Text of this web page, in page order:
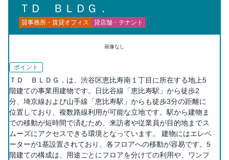
ＴＤ ＢＬＤＧ．
貸事務所・賃貸オフィス 貸店舗・テナント
画像なし
ポイント
ＴＤ ＢＬＤＧ．は、渋谷区恵比寿南１丁目に所在する地上5
階建ての事業用建物です。日比谷線「恵比寿駅」から徒歩2
分、埼京線および山手線「恵比寿駅」からも徒歩3分の距離に
位置しており、複数路線利用が可能な立地です。駅から建物ま
での移動が短時間で済むため、来訪者や従業員が目的地までス
ムーズにアクセスできる環境となっています。 建物にはエレベ
ーターが1基設置されており、各フロアへの移動が容易です。5
階建ての構成は、用途ごとにフロアを分けての利用や、ワンフ